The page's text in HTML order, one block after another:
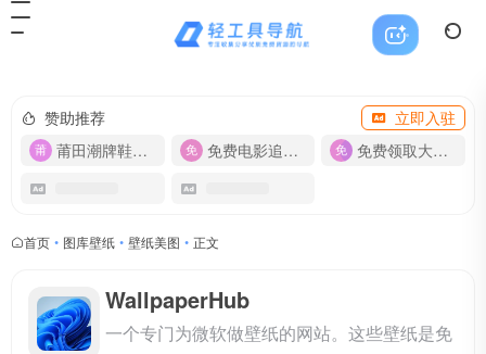
赞助推荐
立即入驻
莆田潮牌鞋服-货源
免费电影追剧APP 免费领取大流量卡【500G】
首页 • 图库壁纸 • 壁纸美图 • 正文
WallpaperHub
一个专门为微软做壁纸的网站。这些壁纸是免